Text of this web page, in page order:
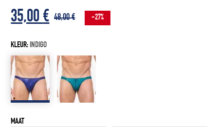
48,00€
Oorspronkelijke
prijs
was:
48,00 €.
35,00€
Huidige
prijs
is:
35,00 €.
-27%
KLEUR:INDIGO
MAAT